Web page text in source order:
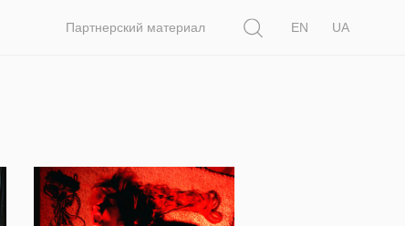
Партнерский материал
EN
UA
4 423